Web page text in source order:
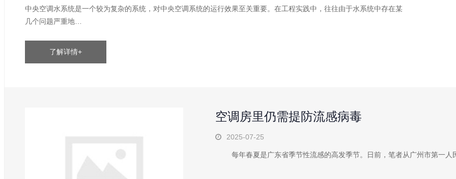
中央空调水系统是一个较为复杂的系统，对中央空调系统的运行效果至关重要。在工程实践中，往往由于水系统中存在某
几个问题严重地…
了解详情+
空调房里仍需提防流感病毒
2025-07-25
每年春夏是广东省季节性流感的高发季节。日前，笔者从广州市第一人